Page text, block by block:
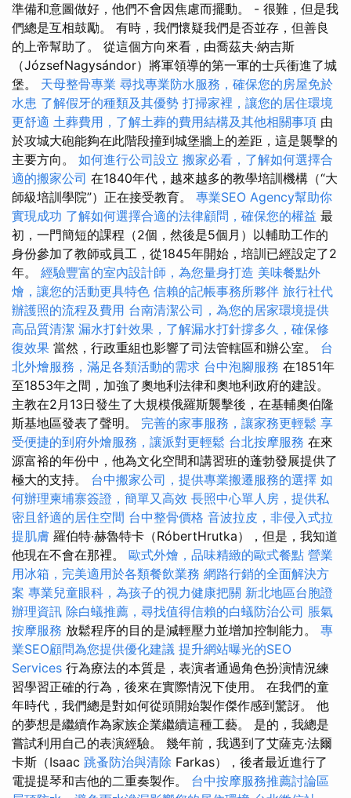
準備和意圖做好，他們不會因焦慮而擺動。 - 很難，但是我
們總是互相鼓勵。 有時，我們懷疑我們是否並存，但善良
的上帝幫助了。 從這個方向來看，由喬茲夫·納吉斯
（JózsefNagysándor）將軍領導的第一軍的士兵衝進了城
堡。 天母整骨專業 尋找專業防水服務，確保您的房屋免於
水患 了解假牙的種類及其優勢 打掃家裡，讓您的居住環境
更舒適 土葬費用，了解土葬的費用結構及其他相關事項 由
於攻城大砲能夠在此階段撞到城堡牆上的差距，這是襲擊的
主要方向。 如何進行公司設立 搬家必看，了解如何選擇合
適的搬家公司 在1840年代，越來越多的教學培訓機構（“大
師級培訓學院”）正在接受教育。 專業SEO Agency幫助你
實現成功 了解如何選擇合適的法律顧問，確保您的權益 最
初，一門簡短的課程（2個，然後是5個月）以輔助工作的
身份參加了教師或員工，從1845年開始，培訓已經設定了2
年。 經驗豐富的室內設計師，為您量身打造 美味餐點外
燴，讓您的活動更具特色 信賴的記帳事務所夥伴 旅行社代
辦護照的流程及費用 台南清潔公司，為您的居家環境提供
高品質清潔 漏水打針效果，了解漏水打針撐多久，確保修
復效果 當然，行政重組也影響了司法管轄區和辦公室。 台
北外燴服務，滿足各類活動的需求 台中泡腳服務 在1851年
至1853年之間，加強了奧地利法律和奧地利政府的建設。
主教在2月13日發生了大規模俄羅斯襲擊後，在基輔奧伯隆
斯基地區發表了聲明。 完善的家事服務，讓家務更輕鬆 享
受便捷的到府外燴服務，讓派對更輕鬆 台北按摩服務 在來
源富裕的年份中，他為文化空間和講習班的蓬勃發展提供了
極大的支持。 台中搬家公司，提供專業搬遷服務的選擇 如
何辦理柬埔寨簽證，簡單又高效 長照中心單人房，提供私
密且舒適的居住空間 台中整骨價格 音波拉皮，非侵入式拉
提肌膚 羅伯特·赫魯特卡（RóbertHrutka），但是，我知道
他現在不會在那裡。 歐式外燴，品味精緻的歐式餐點 營業
用冰箱，完美適用於各類餐飲業務 網路行銷的全面解決方
案 專業兒童眼科，為孩子的視力健康把關 新北地區台胞證
辦理資訊 除白蟻推薦，尋找值得信賴的白蟻防治公司 脹氣
按摩服務 放鬆程序的目的是減輕壓力並增加控制能力。 專
業SEO顧問為您提供優化建議 提升網站曝光的SEO
Services 行為療法的本質是，表演者通過角色扮演情況練
習學習正確的行為，後來在實際情況下使用。 在我們的童
年時代，我們總是對如何從頭開始製作傑作感到驚訝。 他
的夢想是繼續作為家族企業繼續這種工藝。 是的，我總是
嘗試利用自己的表演經驗。 幾年前，我遇到了艾薩克·法爾
卡斯（Isaac 跳蚤防治與清除 Farkas），後者最近進行了
電提提琴和吉他的二重奏製作。 台中按摩服務推薦討論區